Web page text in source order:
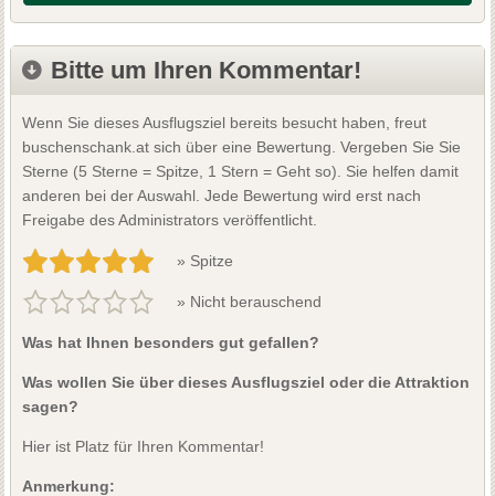
Bitte um Ihren Kommentar!
Wenn Sie dieses Ausflugsziel bereits besucht haben, freut
buschenschank.at sich über eine Bewertung. Vergeben Sie Sie
Sterne (5 Sterne = Spitze, 1 Stern = Geht so). Sie helfen damit
anderen bei der Auswahl. Jede Bewertung wird erst nach
Freigabe des Administrators veröffentlicht.
» Spitze
» Nicht berauschend
Was hat Ihnen besonders gut gefallen?
Was wollen Sie über dieses Ausflugsziel oder die Attraktion
sagen?
Hier ist Platz für Ihren Kommentar!
Anmerkung: